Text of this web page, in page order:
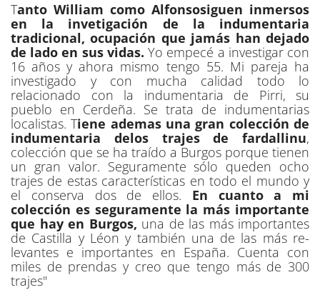
Tanto William como Alfonsosiguen inmersos
en la invetigación de la indumentaria
tradicional, ocupación que jamás han dejado
de lado en sus vidas.Yo empecé a investigar con
16 años y ahora mismo tengo 55. Mi pareja ha
investigado y con mucha calidad todo lo
relacionado con la indumentaria de Pirri, su
pueblo en Cerdeña. Se trata de indumentarias
localistas. Tiene ademas una gran colección de
indumentaria delos trajes de fardallinu,
colección que se ha traído a Burgos porque tienen
un gran valor. Seguramente sólo queden ocho
trajes de estas características en todo el mundo y
el conserva dos de ellos. En cuanto a mi
colección es seguramente la más importante
que hay en Burgos, una de las más importantes
de Castilla y Léon y también una de las más re-
levantes e importantes en España. Cuenta con
miles de prendas y creo que tengo más de 300
trajes"